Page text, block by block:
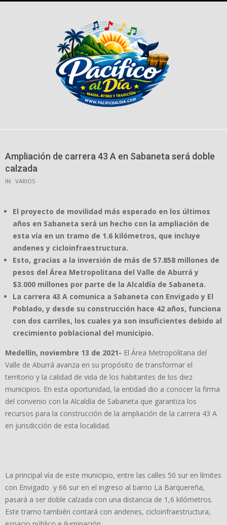
Ampliación de carrera 43 A en Sabaneta será doble
calzada
IN: VARIOS
El proyecto de movilidad más esperado en los últimos
años en Sabaneta será un hecho con la ampliación de
esta vía en un tramo de 1.6 kilómetros, que incluye
andenes y cicloinfraestructura.
Esto, gracias a la inversión de más de 57.858 millones de
pesos del Área Metropolitana del Valle de Aburrá y
$3.000 millones por parte de la Alcaldía de Sabaneta.
La carrera 43 A comunica a Sabaneta con Envigado y El
Poblado, y desde su construcción hace 42 años, funciona
con dos carriles, los cuales ya son insuficientes debido al
crecimiento poblacional del municipio.
Medellín, noviembre 13 de 2021- El Área Metropolitana del
Valle de Aburrá avanza en su propósito de transformar el
territorio y la calidad de vida de los habitantes de los diez
municipios. En esta oportunidad, la entidad dio a conocer la firma
del convenio con la Alcaldía de Sabaneta que garantiza los
recursos para la construcción de la ampliación de la carrera 43 A
en jurisdicción de esta localidad.
La principal vía de este municipio, entre las calles 50 sur en límites
con Envigado y 66 sur en el ingreso al barrio La Barquereña,
pasará a ser doble calzada con una distancia de 1,6 kilómetros.
Este tramo también contará con andenes, cicloinfraestructura,